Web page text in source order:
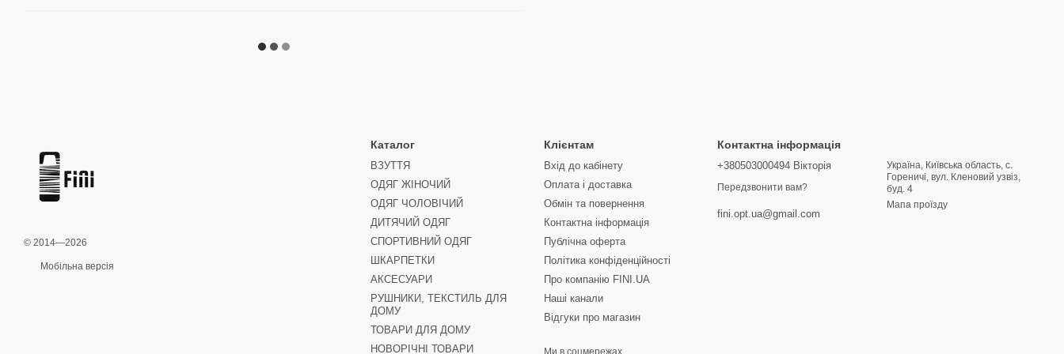
© 2014—2026
Мобільна версія
Каталог
ВЗУТТЯ
ОДЯГ ЖІНОЧИЙ
ОДЯГ ЧОЛОВІЧИЙ
ДИТЯЧИЙ ОДЯГ
СПОРТИВНИЙ ОДЯГ
ШКАРПЕТКИ
АКСЕСУАРИ
РУШНИКИ, ТЕКСТИЛЬ ДЛЯ
ДОМУ
ТОВАРИ ДЛЯ ДОМУ
НОВОРІЧНІ ТОВАРИ
Клієнтам
Вхід до кабінету
Оплата і доставка
Обмін та повернення
Контактна інформація
Публічна оферта
Політика конфіденційності
Про компанію FINI.UA
Наші канали
Відгуки про магазин
Контактна інформація
+380503000494 Вікторія
Передзвонити вам?
fini.opt.ua@gmail.com
Україна, Київська область, с.
Гореничі, вул. Кленовий узвіз,
буд. 4
Мапа проїзду